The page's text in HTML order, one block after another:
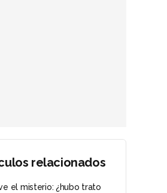
relacionados
el misterio: ¿hubo trato